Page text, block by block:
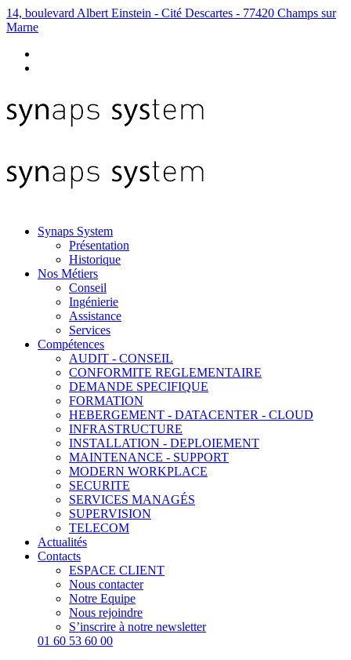
14, boulevard Albert Einstein - Cité Descartes - 77420 Champs sur
Marne
Synaps System
Présentation
Historique
Nos Métiers
Conseil
Ingénierie
Assistance
Services
Compétences
AUDIT - CONSEIL
CONFORMITE REGLEMENTAIRE
DEMANDE SPECIFIQUE
FORMATION
HEBERGEMENT - DATACENTER - CLOUD
INFRASTRUCTURE
INSTALLATION - DEPLOIEMENT
MAINTENANCE - SUPPORT
MODERN WORKPLACE
SECURITE
SERVICES MANAGÉS
SUPERVISION
TELECOM
Actualités
Contacts
ESPACE CLIENT
Nous contacter
Notre Equipe
Nous rejoindre
S’inscrire à notre newsletter
01 60 53 60 00